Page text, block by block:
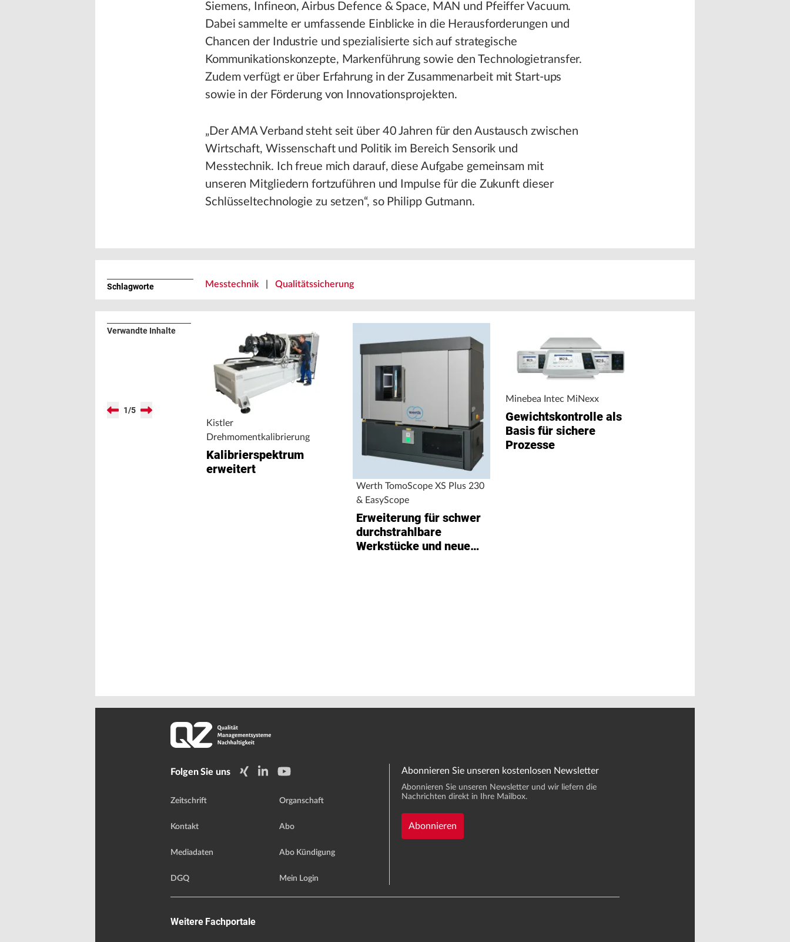
Siemens, Infineon, Airbus Defence & Space, MAN und Pfeiffer Vacuum.
Dabei sammelte er umfassende Einblicke in die Herausforderungen und
Chancen der Industrie und spezialisierte sich auf strategische
Kommunikationskonzepte, Markenführung sowie den Technologietransfer.
Zudem verfügt er über Erfahrung in der Zusammenarbeit mit Start-ups
sowie in der Förderung von Innovationsprojekten.
„Der AMA Verband steht seit über 40 Jahren für den Austausch zwischen
Wirtschaft, Wissenschaft und Politik im Bereich Sensorik und
Messtechnik. Ich freue mich darauf, diese Aufgabe gemeinsam mit
unseren Mitgliedern fortzuführen und Impulse für die Zukunft dieser
Schlüsseltechnologie zu setzen“, so Philipp Gutmann.
Schlagworte Messtechnik Qualitätssicherung
Verwandte Inhalte
1/5
Kistler
Drehmomentkalibrierung
Kalibrierspektrum
erweitert
Werth TomoScope XS Plus 230
& EasyScope
Erweiterung für schwer
durchstrahlbare
Werkstücke und neue
Minebea Intec MiNexx
Gewichtskontrolle als
Basis für sichere
Prozesse
Folgen Sie uns
Zeitschrift
Kontakt
Mediadaten
DGQ
Organschaft
Abo
Abo Kündigung
Mein Login
Abonnieren Sie unseren kostenlosen Newsletter
Abonnieren Sie unseren Newsletter und wir liefern die
Nachrichten direkt in Ihre Mailbox.
Abonnieren
Weitere Fachportale